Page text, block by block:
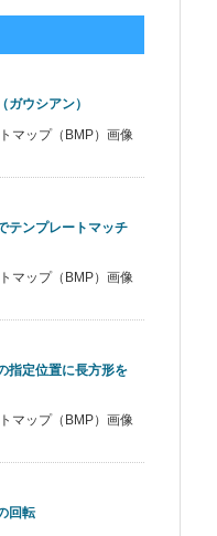
ガウシアン）
マップ（BMP）画像
テンプレートマッチ
マップ（BMP）画像
指定位置に長方形を
マップ（BMP）画像
回転